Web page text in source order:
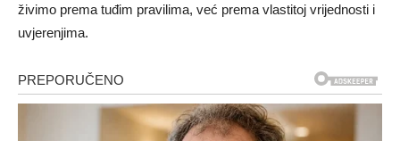
živimo prema tuđim pravilima, već prema vlastitoj vrijednosti i
uvjerenjima.